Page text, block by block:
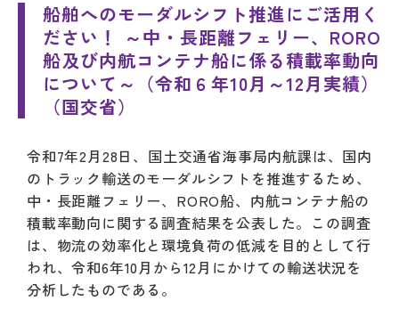
船舶へのモーダルシフト推進にご活用く
ださい！ ～中・長距離フェリー、RORO
船及び内航コンテナ船に係る積載率動向
について～（令和６年10月～12月実績）
（国交省）
令和7年2月28日、国土交通省海事局内航課は、国内
のトラック輸送のモーダルシフトを推進するため、
中・長距離フェリー、RORO船、内航コンテナ船の
積載率動向に関する調査結果を公表した。この調査
は、物流の効率化と環境負荷の低減を目的として行
われ、令和6年10月から12月にかけての輸送状況を
分析したものである。